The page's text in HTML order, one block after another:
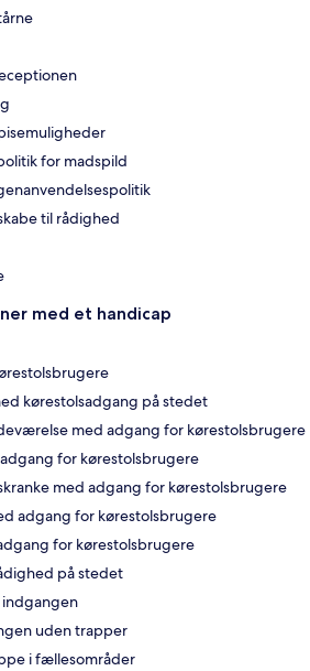
for madspild
til rådighed
med et handicap
kørestolsadgang på stedet
med adgang for kørestolsbrugere
for kørestolsbrugere
med adgang for kørestolsbrugere
adgang for kørestolsbrugere
for kørestolsbrugere
på stedet
uden trapper
i fællesområder